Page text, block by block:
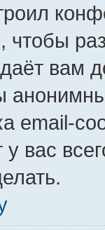
чтобы
вам
email-
у вас